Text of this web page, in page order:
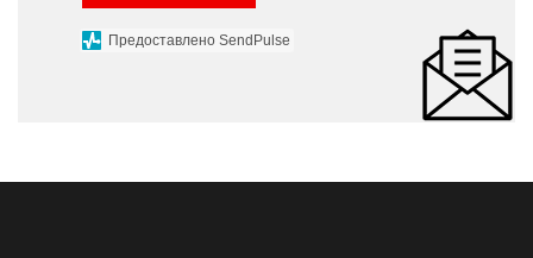
Предоставлено SendPulse